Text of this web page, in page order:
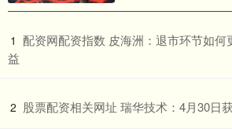
1 配资网配资指数 皮海洲：退市环节如何
益
2 股票配资相关网址 瑞华技术：4月30日